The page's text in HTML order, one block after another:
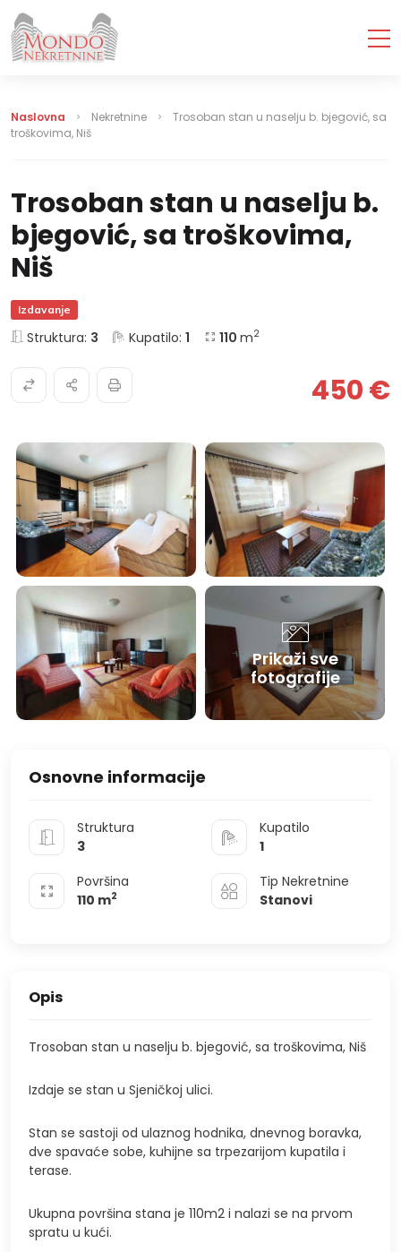
Naslovna Nekretnine
Trosoban stan u naselju b. bjegović, sa
troškovima, Niš
Trosoban stan u naselju b.
bjegović, sa troškovima,
Niš
Izdavanje
Struktura: 3 Kupatilo: 1 110 m2
450 €
Prikaži sve
fotografije
Osnovne informacije
Struktura
3
Kupatilo
1
Površina
110 m2
Tip Nekretnine
Stanovi
Opis
Trosoban stan u naselju b. bjegović, sa troškovima, Niš
Izdaje se stan u Sjeničkoj ulici.
Stan se sastoji od ulaznog hodnika, dnevnog boravka,
dve spavaće sobe, kuhijne sa trpezarijom kupatila i
terase.
Ukupna površina stana je 110m2 i nalazi se na prvom
spratu u kući.